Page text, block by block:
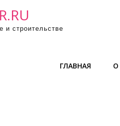
и строительстве
ГЛАВНАЯ О